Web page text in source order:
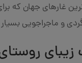
غارهای جهان که
و ماجراجویی